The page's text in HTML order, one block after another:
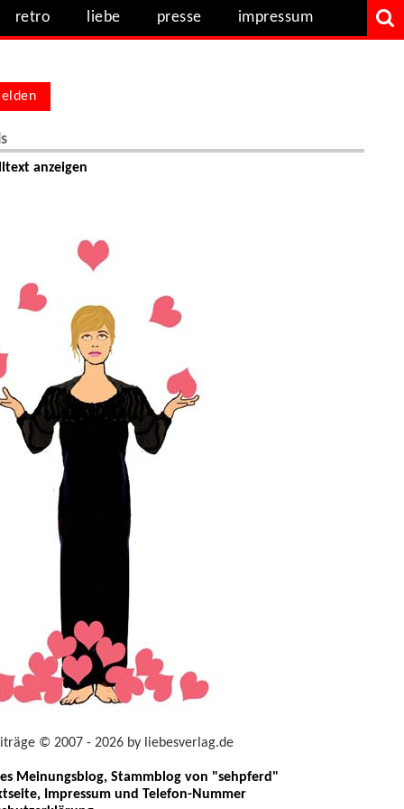
retro liebe presse impressum
anzeigen
© 2007 - 2026 by liebesverlag.de
Meinungsblog, Stammblog von "sehpferd"
Impressum und Telefon-Nummer